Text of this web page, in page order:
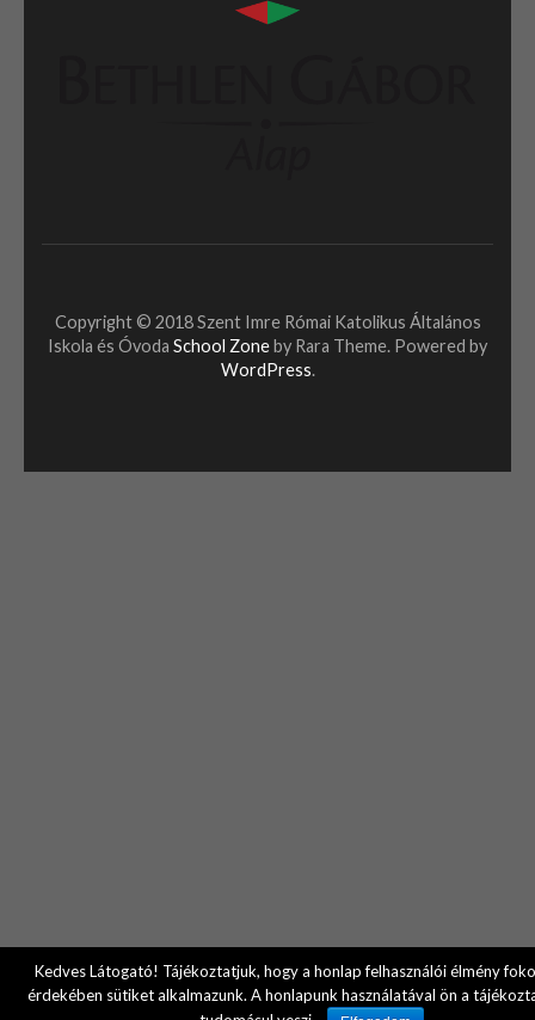
Copyright © 2018 Szent Imre Római Katolikus Általános
Iskola és Óvoda School Zoneby Rara Theme. Powered by
WordPress.
Kedves Látogató! Tájékoztatjuk, hogy a honlap felhasználói élmény
érdekében sütiket alkalmazunk. A honlapunk használatával ön a